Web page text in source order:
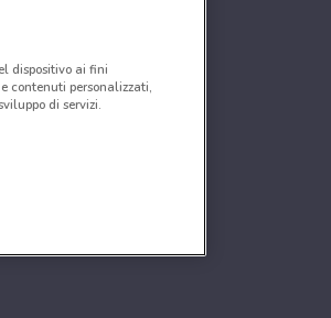
dispositivo ai fini
contenuti personalizzati,
di servizi.